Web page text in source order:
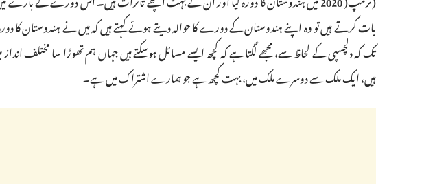
بات کرتے ہیں تو وہ اپنے ہندوستان کے دورے کا حوالہ دیتے ہوئے کہتے ہیں کہ میں نے ہندوستان کا
تک کہ دلچسپی کے لحاظ سے، مجھے لگتا ہے کہ کچھ ایسے مسائل ہوسکتے ہیں جہاں ہم تھوڑا سا مختلف
ہیں، ایک ملک سے دوسرے ملک میں، بہت کچھ ہے جو ہمارے اشتراک میں ہے۔